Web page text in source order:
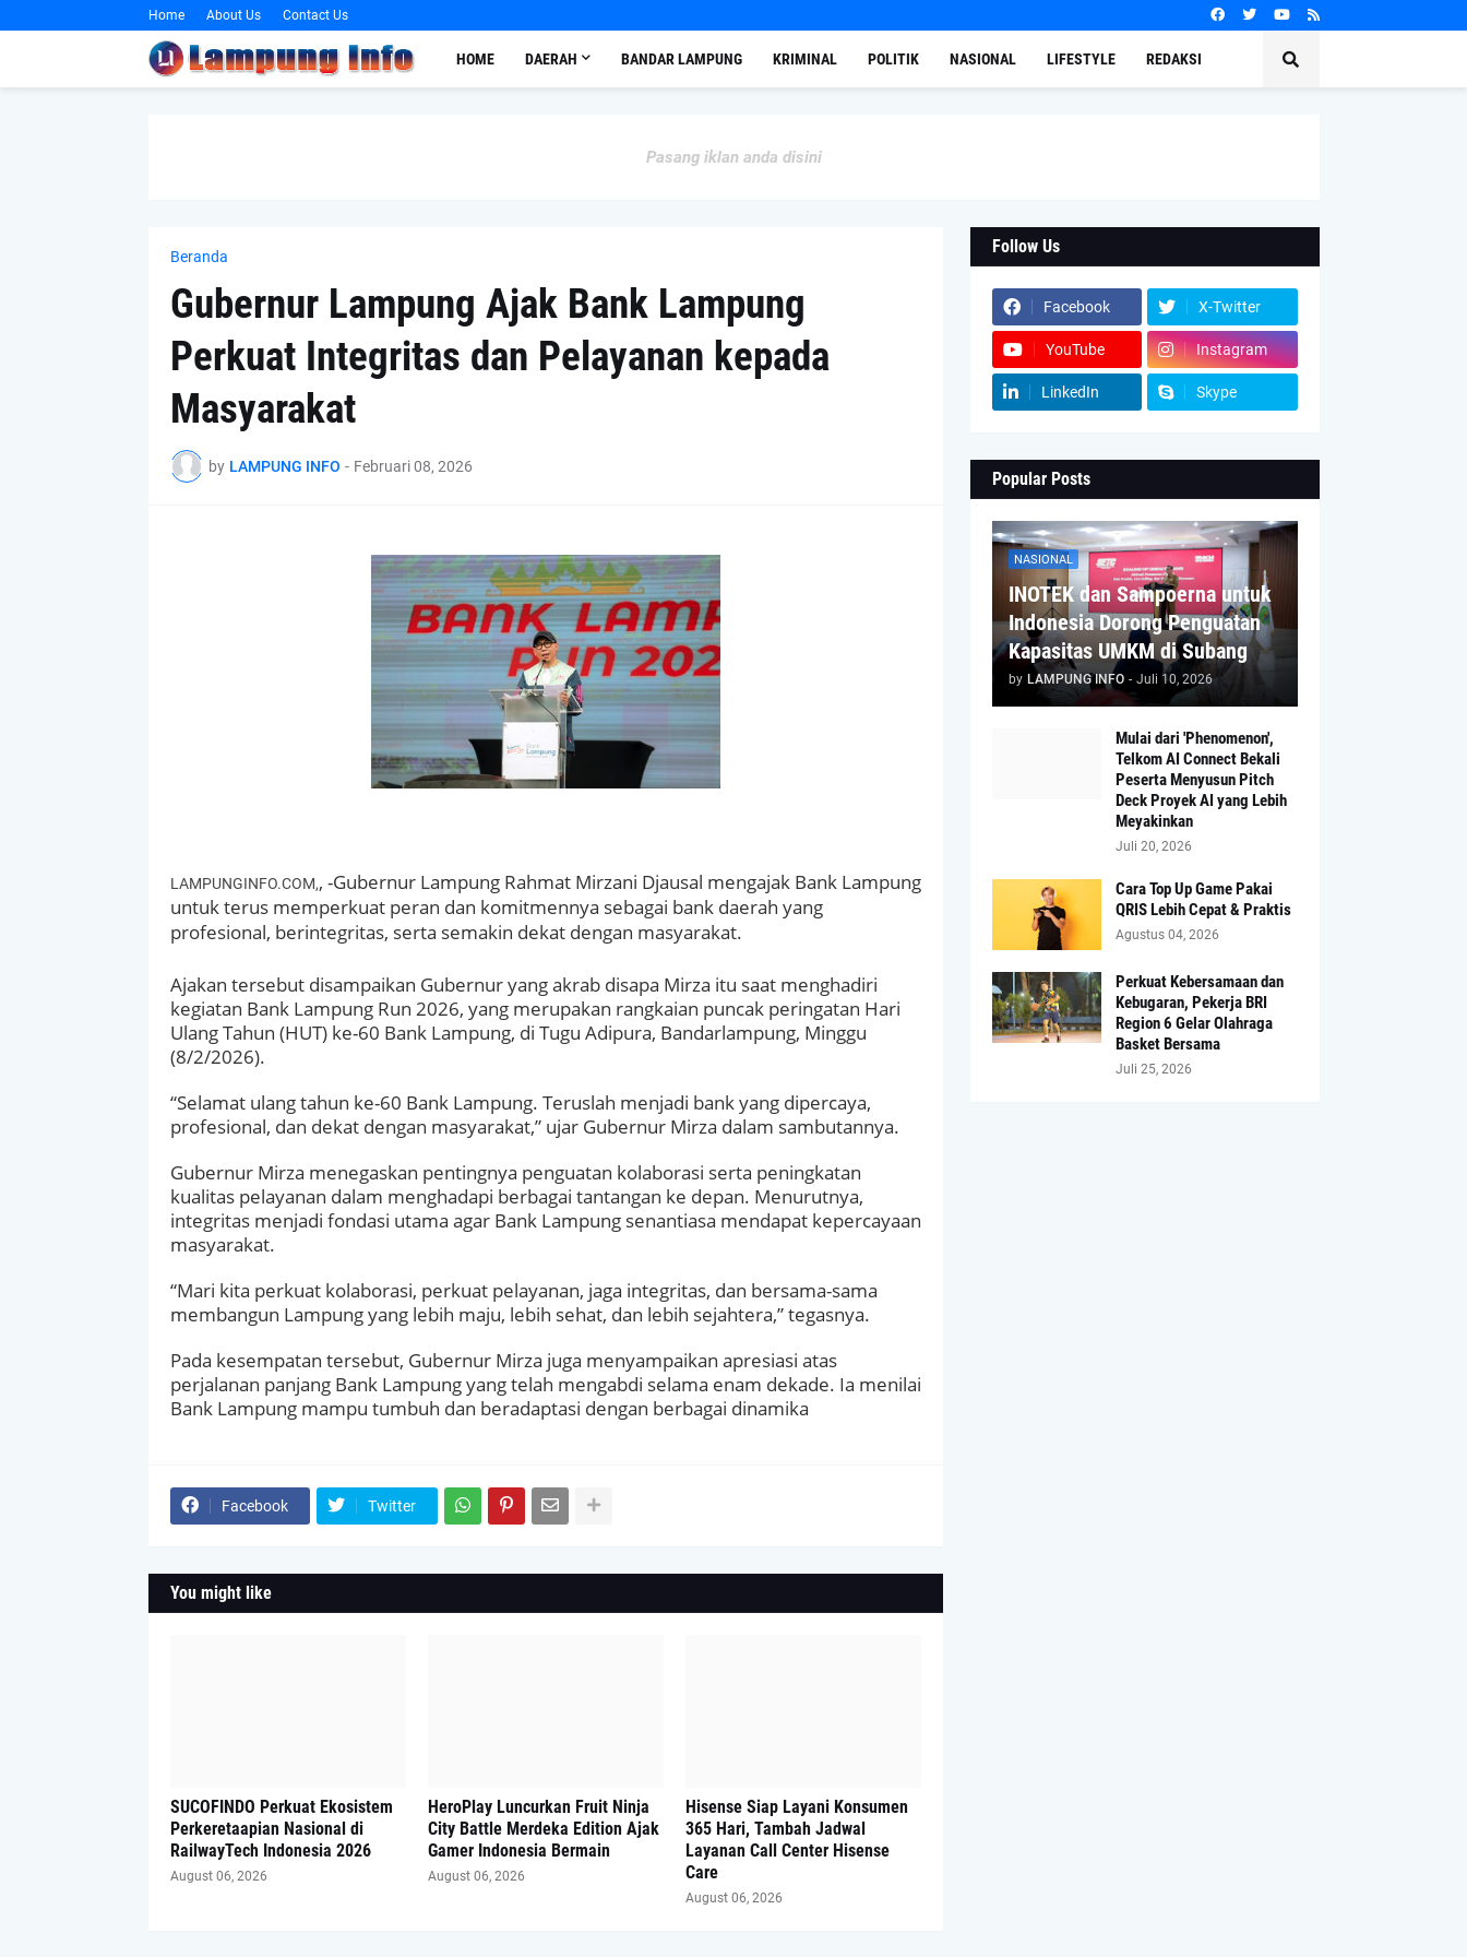
Home About Us Contact Us
HOME DAERAH BANDAR LAMPUNG KRIMINAL POLITIK NASIONAL LIFESTYLE REDAKSI
Pasang iklan anda disini
Beranda
Gubernur Lampung Ajak Bank Lampung
Perkuat Integritas dan Pelayanan kepada
Masyarakat
by LAMPUNG INFO - Februari 08, 2026
LAMPUNGINFO.COM,, -Gubernur Lampung Rahmat Mirzani Djausal mengajak Bank Lampung
untuk terus memperkuat peran dan komitmennya sebagai bank daerah yang
profesional, berintegritas, serta semakin dekat dengan masyarakat.
Ajakan tersebut disampaikan Gubernur yang akrab disapa Mirza itu saat menghadiri
kegiatan Bank Lampung Run 2026, yang merupakan rangkaian puncak peringatan Hari
Ulang Tahun (HUT) ke-60 Bank Lampung, di Tugu Adipura, Bandarlampung, Minggu
(8/2/2026).
“Selamat ulang tahun ke-60 Bank Lampung. Teruslah menjadi bank yang dipercaya,
profesional, dan dekat dengan masyarakat,” ujar Gubernur Mirza dalam sambutannya.
Gubernur Mirza menegaskan pentingnya penguatan kolaborasi serta peningkatan
kualitas pelayanan dalam menghadapi berbagai tantangan ke depan. Menurutnya,
integritas menjadi fondasi utama agar Bank Lampung senantiasa mendapat kepercayaan
masyarakat.
“Mari kita perkuat kolaborasi, perkuat pelayanan, jaga integritas, dan bersama-sama
membangun Lampung yang lebih maju, lebih sehat, dan lebih sejahtera,” tegasnya.
Pada kesempatan tersebut, Gubernur Mirza juga menyampaikan apresiasi atas
perjalanan panjang Bank Lampung yang telah mengabdi selama enam dekade. Ia menilai
Bank Lampung mampu tumbuh dan beradaptasi dengan berbagai dinamika
Facebook Twitter
You might like
SUCOFINDO Perkuat Ekosistem
Perkeretaapian Nasional di
RailwayTech Indonesia 2026
August 06, 2026
HeroPlay Luncurkan Fruit Ninja
City Battle Merdeka Edition Ajak
Gamer Indonesia Bermain
August 06, 2026
Hisense Siap Layani Konsumen
365 Hari, Tambah Jadwal
Layanan Call Center Hisense
Care
August 06, 2026
Follow Us
Facebook X-Twitter
YouTube Instagram
LinkedIn Skype
Popular Posts
NASIONAL
INOTEK dan Sampoerna untuk
Indonesia Dorong Penguatan
Kapasitas UMKM di Subang
by LAMPUNG INFO - Juli 10, 2026
Mulai dari 'Phenomenon',
Telkom AI Connect Bekali
Peserta Menyusun Pitch
Deck Proyek AI yang Lebih
Meyakinkan
Juli 20, 2026
Cara Top Up Game Pakai
QRIS Lebih Cepat & Praktis
Agustus 04, 2026
Perkuat Kebersamaan dan
Kebugaran, Pekerja BRI
Region 6 Gelar Olahraga
Basket Bersama
Juli 25, 2026